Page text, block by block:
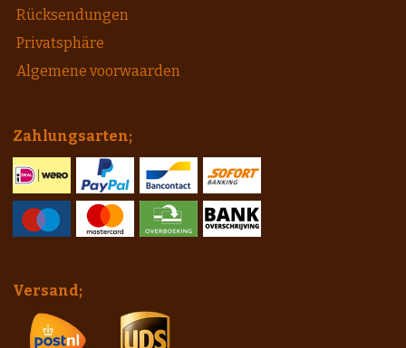
Rücksendungen
Privatsphäre
Algemene voorwaarden
Zahlungsarten;
Versand;